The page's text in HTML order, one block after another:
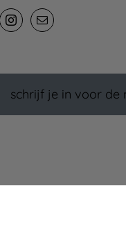
schrijf je in voor de